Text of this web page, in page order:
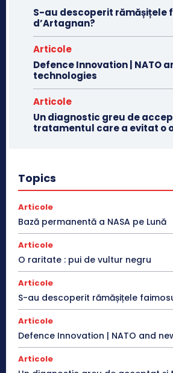
S-au descoperit rămășițele
d’Artagnan?
Articole
Defence Innovation | NATO
technologies
Articole
Un diagnostic greu de
tratamentul care a evitat o
Topics
Articole
Bază permanentă a NASA pe Lună
Articole
O raritate : pui de vultur negru
Articole
S-au descoperit rămășițele
Articole
Defence Innovation | NATO and
Articole